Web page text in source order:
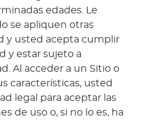
edades. Le
se apliquen otras
y usted acepta cumplir
y estar sujeto a
Al acceder a un Sitio o
características, usted
legal para aceptar las
de uso o, si no lo es, ha